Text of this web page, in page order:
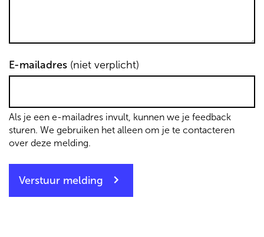
E-mailadres (niet verplicht)
Als je een e-mailadres invult, kunnen we je feedback
sturen. We gebruiken het alleen om je te contacteren
over deze melding.
Verstuur melding